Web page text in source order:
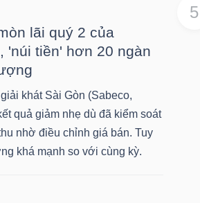
lãi quý 2 của
'núi tiền' hơn 20 ngàn
khát Sài Gòn (Sabeco,
quả giảm nhẹ dù đã kiểm soát
nhờ điều chỉnh giá bán. Tuy
khá mạnh so với cùng kỳ.
5